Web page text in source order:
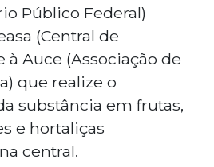
Público Federal)
(Central de
Auce (Associação de
que realize o
substância em frutas,
e hortaliças
central.